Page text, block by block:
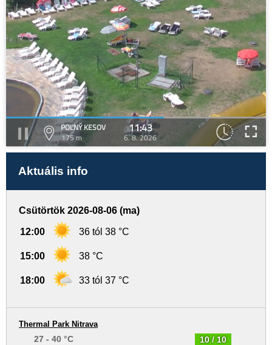
POĽNÝ KESOV
175 m
11:43
6. 8. 2026
Aktuális info
Csütörtök 2026-08-06 (ma)
12:00 36 tól 38 °C
15:00 38 °C
18:00 33 tól 37 °C
10 / 10
Thermal Park Nitrava
27 - 40 °C